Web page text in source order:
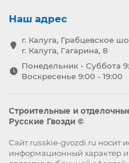
Наш адрес
г. Калуга, Грабцевское
г. Калуга, Гагарина, 8
Понедельник - Суббота
Воскресенье 9:00 - 19:00
Строительные и
Русские Гвозди ©
Сайт russkie-gvozdi.ru носит
информационный характер и